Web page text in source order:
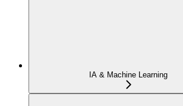
IA & Machine Learning